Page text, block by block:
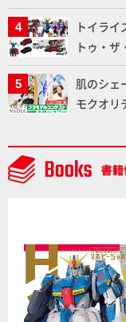
た「おま
通常版
トイラ
トゥ・
ラトミー
肌のシェ
モクオリ
デルコン
中】